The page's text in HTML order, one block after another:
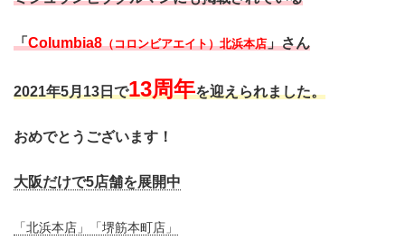
「Columbia8（コロンビアエイト）北浜本店」さん
2021年5月13日で13周年を迎えられました。
おめでとうございます！
大阪だけで5店舗を展開中
「北浜本店」「堺筋本町店」